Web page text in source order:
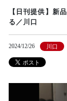
【日刊提供】新
る／川口
2024/12/26 川口